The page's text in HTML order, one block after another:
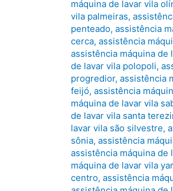
máquina de lavar vila
vila palmeiras,
penteado,assistência
cerca,assistência
assistência máquina de
de lavar vila polopoli,
progredior,assistência
feijó,assistência
máquina de lavar vila
de lavar vila santa
lavar vila são silvestre,
sônia,assistência
assistência máquina de
máquina de lavar vila
centro,assistência